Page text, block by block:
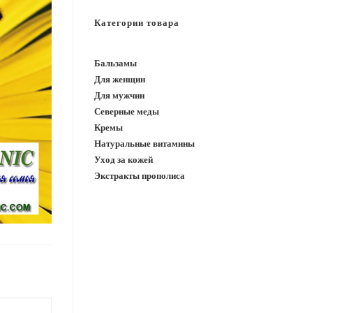
Категории товара
Бальзамы
Для женщин
Для мужчин
Северные меды
Кремы
Натуральные витамины
Уход за кожей
Экстракты прополиса